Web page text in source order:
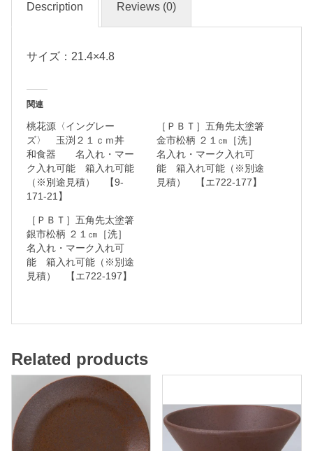
可
能
箱
入
Description Reviews (0)
サイズ：21.4×4.8
関連
桃花源〈イングレー
ズ〉 玉渕２１ｃｍ丼
和食器 名入れ・マー
ク入れ可能 箱入れ可能
（※別途見積） 【9-
171-21】
［ＰＢＴ］五角先太塗箸
金市松柄 ２１㎝［洗］
名入れ・マーク入れ可
能 箱入れ可能（※別途
見積） 【エ722-177】
［ＰＢＴ］五角先太塗箸
銀市松柄 ２１㎝［洗］
名入れ・マーク入れ可
能 箱入れ可能（※別途
見積） 【エ722-197】
Related products